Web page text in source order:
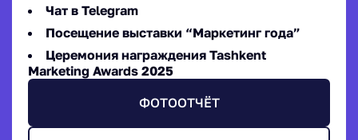
Чат в Telegram
Посещение выставки “Маркетинг года”
Церемония награждения Tashkent
Marketing Awards 2025
ФОТООТЧЁТ